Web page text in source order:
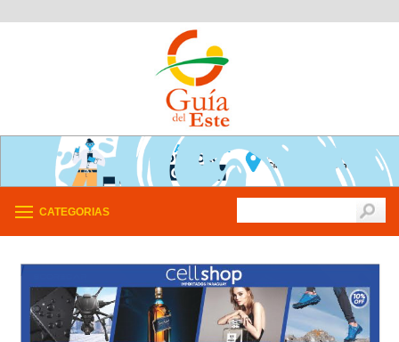
CATEGORIAS
/